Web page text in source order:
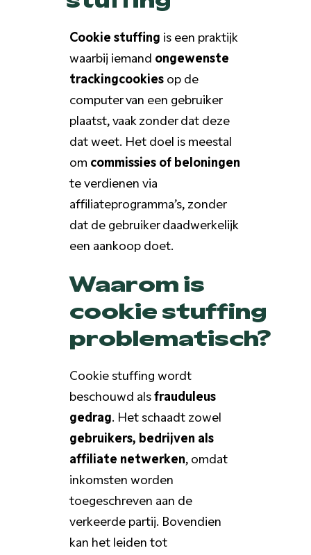
Cookie stuffing is een praktijk
waarbij iemand ongewenste
trackingcookiesop de
computer van een gebruiker
plaatst, vaak zonder dat deze
dat weet. Het doel is meestal
om commissies of beloningen
te verdienen via
affiliateprogramma’s, zonder
dat de gebruiker daadwerkelijk
een aankoop doet.
Waarom is
cookie stuffing
problematisch?
Cookie stuffing wordt
beschouwd alsfrauduleus
gedrag. Het schaadt zowel
gebruikers, bedrijven als
affiliate netwerken, omdat
inkomsten worden
toegeschreven aan de
verkeerde partij. Bovendien
kan het leiden tot